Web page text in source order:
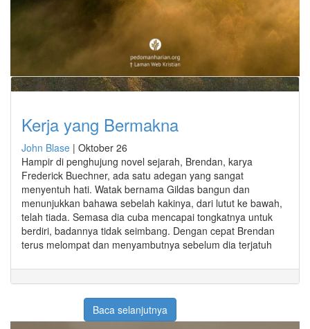
Kerja yang Bermakna
John Blase | Oktober 26
Hampir di penghujung novel sejarah, Brendan, karya
Frederick Buechner, ada satu adegan yang sangat
menyentuh hati. Watak bernama Gildas bangun dan
menunjukkan bahawa sebelah kakinya, dari lutut ke bawah,
telah tiada. Semasa dia cuba mencapai tongkatnya untuk
berdiri, badannya tidak seimbang. Dengan cepat Brendan
terus melompat dan menyambutnya sebelum dia terjatuh
Baca selanjutnya